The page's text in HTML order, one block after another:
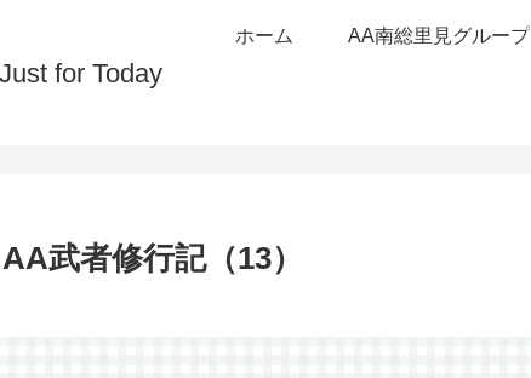
for Today
ホーム AA南総里見グループ
武者修行記（13）